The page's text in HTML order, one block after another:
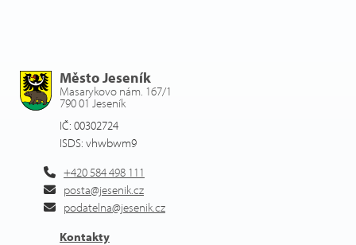
Město Jeseník
Masarykovo nám. 167/1
790 01 Jeseník
IČ: 00302724
ISDS: vhwbwm9
+420 584 498 111
posta@jesenik.cz
podatelna@jesenik.cz
Kontakty